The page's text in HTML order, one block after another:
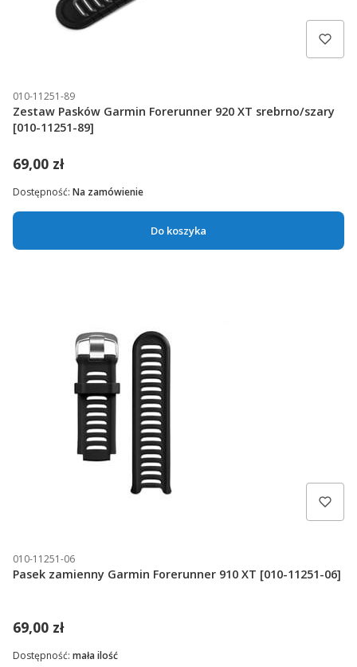
010-11251-89
Zestaw Pasków Garmin Forerunner 920 XT srebrno/szary
[010-11251-89]
69,00 zł
Do koszyka
Dostępność: Na zamówienie
010-11251-06
Pasek zamienny Garmin Forerunner 910 XT [010-11251-06]
69,00 zł
Dostępność: mała ilość